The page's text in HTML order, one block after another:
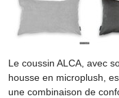
Le coussin ALCA, avec
housse en microplush,
une combinaison de